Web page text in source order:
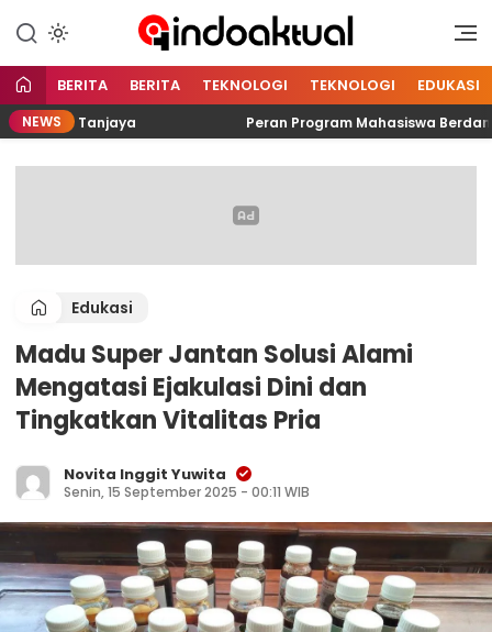
Indoaktual
Indonesia Aktual
BERITA BERITA TEKNOLOGI TEKNOLOGI EDUKASI
NEWS
Tanjaya Peran Program Mahasiswa Berdampak
Edukasi
Madu Super Jantan Solusi Alami
Mengatasi Ejakulasi Dini dan
Tingkatkan Vitalitas Pria
Novita Inggit Yuwita
Senin, 15 September 2025 - 00:11 WIB